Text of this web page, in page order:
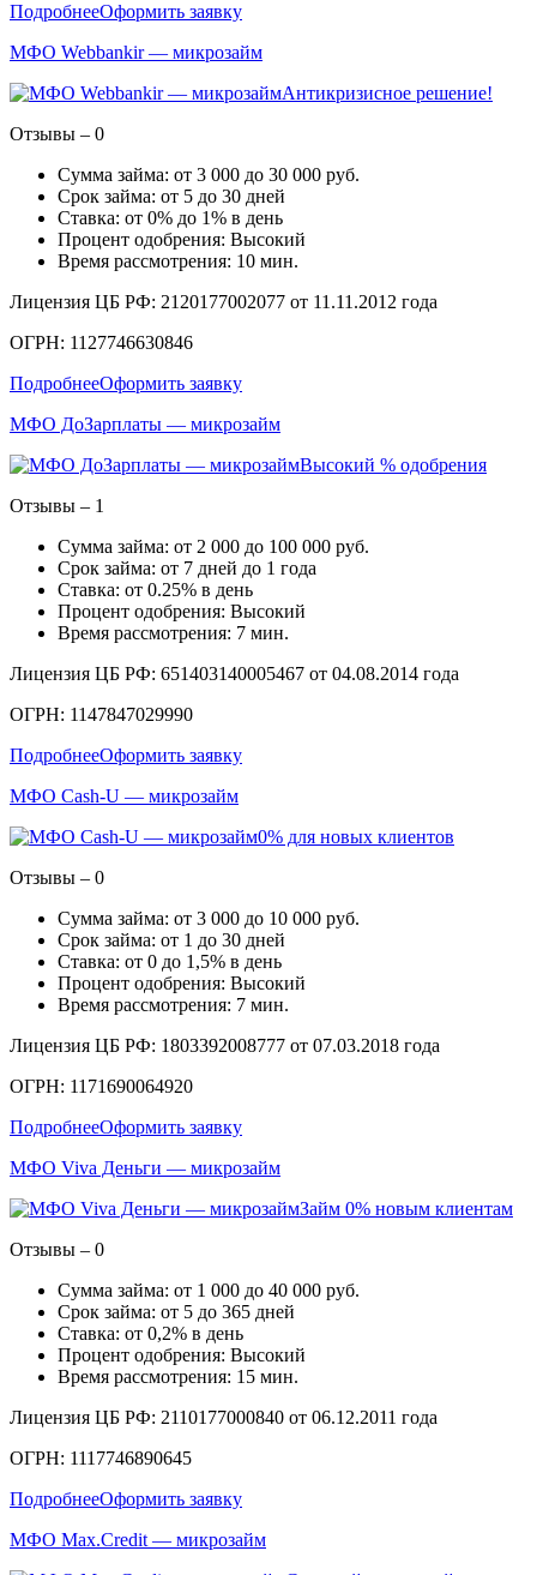
ПодробнееОформить заявку
МФО Webbankir — микрозайм
Антикризисное решение!
Отзывы – 0
Сумма займа: от 3 000 до 30 000 руб.
Срок займа: от 5 до 30 дней
Ставка: от 0% до 1% в день
Процент одобрения: Высокий
Время рассмотрения: 10 мин.
Лицензия ЦБ РФ: 2120177002077 от 11.11.2012 года
ОГРН: 1127746630846
ПодробнееОформить заявку
МФО ДоЗарплаты — микрозайм
Высокий % одобрения
Отзывы – 1
Сумма займа: от 2 000 до 100 000 руб.
Срок займа: от 7 дней до 1 года
Ставка: от 0.25% в день
Процент одобрения: Высокий
Время рассмотрения: 7 мин.
Лицензия ЦБ РФ: 651403140005467 от 04.08.2014 года
ОГРН: 1147847029990
ПодробнееОформить заявку
МФО Cash-U — микрозайм
0% для новых клиентов
Отзывы – 0
Сумма займа: от 3 000 до 10 000 руб.
Срок займа: от 1 до 30 дней
Ставка: от 0 до 1,5% в день
Процент одобрения: Высокий
Время рассмотрения: 7 мин.
Лицензия ЦБ РФ: 1803392008777 от 07.03.2018 года
ОГРН: 1171690064920
ПодробнееОформить заявку
МФО Viva Деньги — микрозайм
Займ 0% новым клиентам
Отзывы – 0
Сумма займа: от 1 000 до 40 000 руб.
Срок займа: от 5 до 365 дней
Ставка: от 0,2% в день
Процент одобрения: Высокий
Время рассмотрения: 15 мин.
Лицензия ЦБ РФ: 2110177000840 от 06.12.2011 года
ОГРН: 1117746890645
ПодробнееОформить заявку
МФО Max.Credit — микрозайм